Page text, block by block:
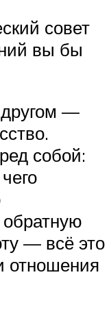
совет
вы бы
—
собой:
— всё это
отношения